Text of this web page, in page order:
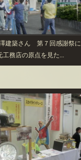
建築さん 第７回感謝祭に
工務店の原点を見た...